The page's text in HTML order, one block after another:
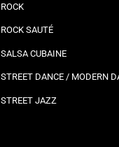
ROCK
ROCK SAUTÉ
SALSA CUBAINE
STREET DANCE / MODERN
STREET JAZZ